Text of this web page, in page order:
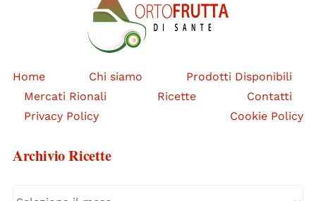
Home Chi siamo
Prodotti Disponibili
Mercati Rionali
Ricette
Contatti
Privacy Policy
Cookie Policy
Archivio Ricette